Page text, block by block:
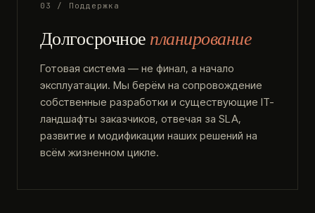
03 / Поддержка
Долгосрочное планирование
Готовая система — не финал, а начало
эксплуатации. Мы берём на сопровождение
собственные разработки и существующие IT-
ландшафты заказчиков, отвечая за SLA,
развитие и модификации наших решений на
всём жизненном цикле.